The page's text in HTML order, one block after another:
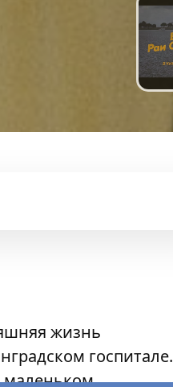
жизнь
госпитале.
маленьком